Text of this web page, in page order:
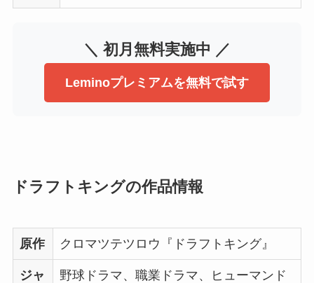
＼ 初月無料実施中 ／
Leminoプレミアムを無料で試す
ドラフトキングの作品情報
原作 クロマツテツロウ『ドラフトキング』
ジャ
野球ドラマ、職業ドラマ、ヒューマンド